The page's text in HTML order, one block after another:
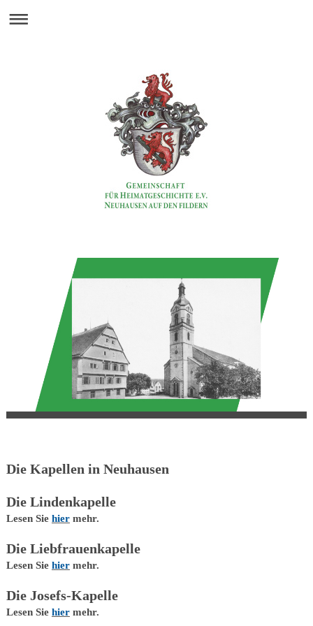
Die Kapellen in Neuhausen
Die Lindenkapelle
Lesen Sie hiermehr.
Die Liebfrauenkapelle
Lesen Sie hiermehr.
Die Josefs-Kapelle
Lesen Sie hiermehr.